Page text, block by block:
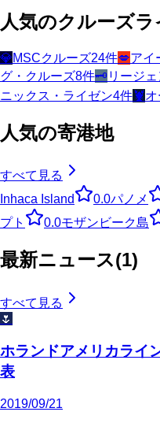
人気のクルーズラ
💎MSCクルーズ24件💋アイ
グ・クルーズ8件🗝️ リージ
ニックス・ライゼン4件🦞
人気の寄港地
すべて見る
Inhaca Island
0.0パノメ
プト
0.0モザンビーク島
最新ニュース(1)
すべて見る
🌷
ホランドアメリカライ
表
2019/09/21